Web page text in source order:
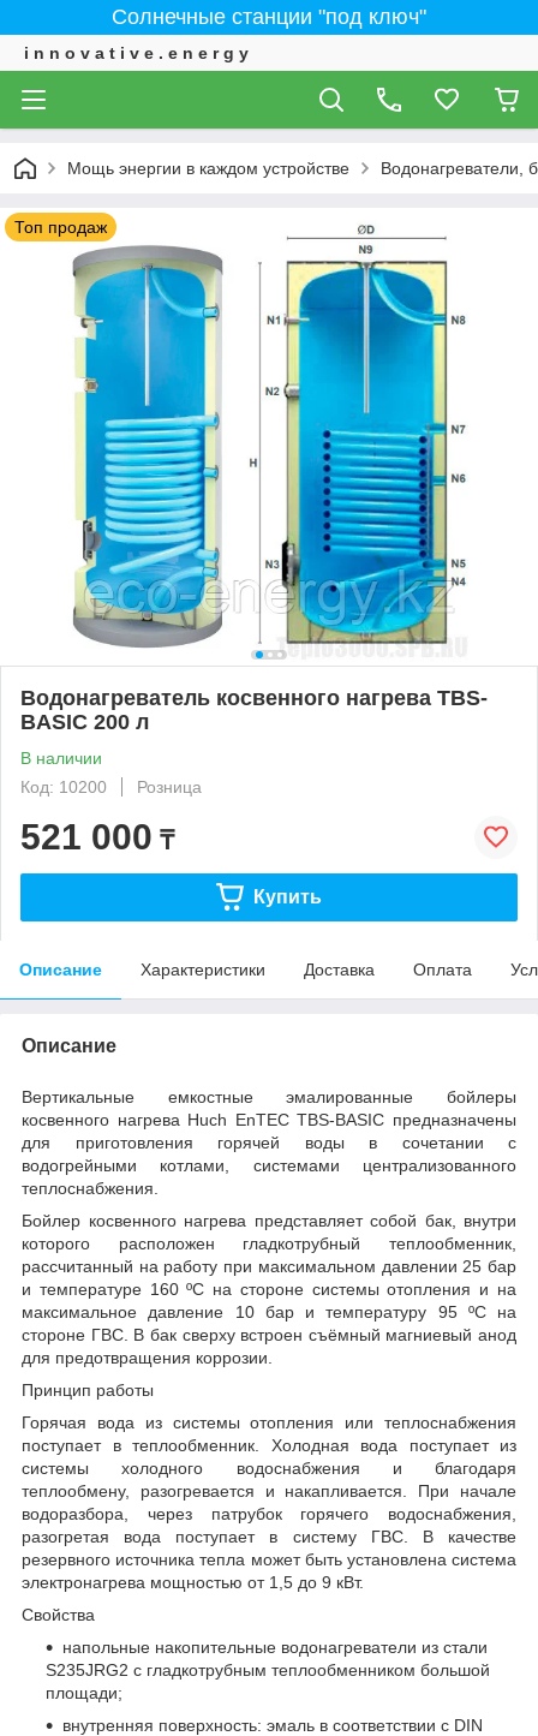
Солнечные станции "под ключ"
i n n o v a t i v e . e n e r g y
Мощь энергии в каждом устройстве Водонагреватели,
Топ продаж
Водонагреватель косвенного нагрева TBS-
BASIC 200 л
В наличии
Код: 10200
Розница
521 000 ₸
Купить
Описание Характеристики Доставка Оплата
Описание
Вертикальные емкостные эмалированные бойлеры
косвенного нагрева Huch EnTEC TBS-BASIC предназначены
для приготовления горячей воды в сочетании с
водогрейными котлами, системами централизованного
теплоснабжения.
Бойлер косвенного нагрева представляет собой бак, внутри
которого расположен гладкотрубный теплообменник,
рассчитанный на работу при максимальном давлении 25 бар
и температуре 160 ºС на стороне системы отопления и на
максимальное давление 10 бар и температуру 95 ºС на
стороне ГВС. В бак сверху встроен съёмный магниевый анод
для предотвращения коррозии.
Принцип работы
Горячая вода из системы отопления или теплоснабжения
поступает в теплообменник. Холодная вода поступает из
системы холодного водоснабжения и благодаря
теплообмену, разогревается и накапливается. При начале
водоразбора, через патрубок горячего водоснабжения,
разогретая вода поступает в систему ГВС. В качестве
резервного источника тепла может быть установлена система
электронагрева мощностью от 1,5 до 9 кВт.
Свойства
напольные накопительные водонагреватели из стали
S235JRG2 с гладкотрубным теплообменником большой
площади;
внутренняя поверхность: эмаль в соответствии с DIN